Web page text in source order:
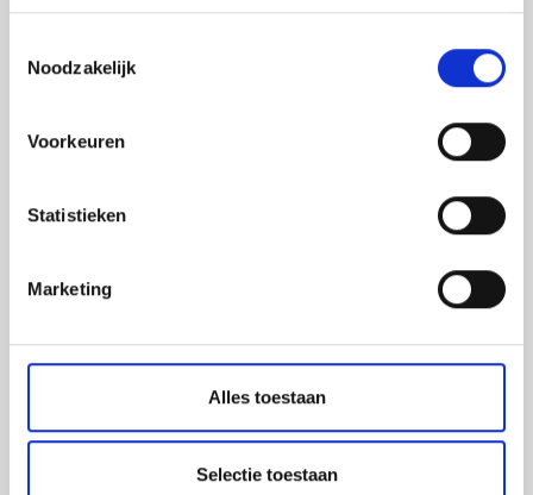
Noodzakelijk
Voorkeuren
Statistieken
Marketing
Alles toestaan
Selectie toestaan
displays
led-frames
beursstanden
raambestickering